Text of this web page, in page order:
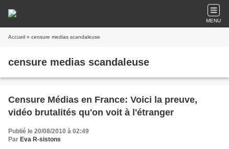
MENU
Accueil » censure medias scandaleuse
censure medias scandaleuse
Censure Médias en France: Voici la preuve,
vidéo brutalités qu'on voit à l'étranger
Publié le 20/08/2010 à 02:49
Par Eva R-sistons